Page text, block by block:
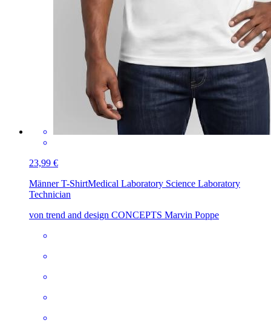
23,99 €
Männer T-ShirtMedical Laboratory Science Laboratory
Technician
von trend and design CONCEPTS Marvin Poppe